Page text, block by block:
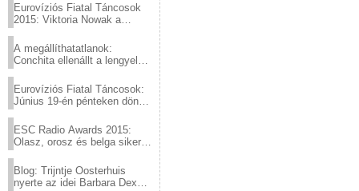
Eurovíziós Fiatal Táncosok
2015: Viktoria Nowak a
A megállíthatatlanok:
Conchita ellenállt a lengyel
Eurovíziós Fiatal Táncosok:
Június 19-én pénteken döntő
ESC Radio Awards 2015:
Olasz, orosz és belga siker,
Blog: Trijntje Oosterhuis
nyerte az idei Barbara Dex